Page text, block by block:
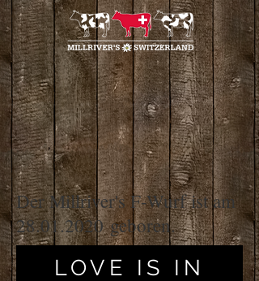
Der Millriver's F-Wurf ist am
28.01.2020geboren.
LOVE IS IN